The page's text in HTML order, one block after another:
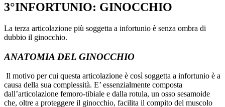
3°INFORTUNIO: GINOCCHIO
La terza articolazione più soggetta a infortunio è senza ombra di
dubbio il ginocchio.
ANATOMIA DEL GINOCCHIO
Il motivo per cui questa articolazione è così soggetta a infortunio è a
causa della sua complessità. E’ essenzialmente composta
dall’articolazione femoro-tibiale e dalla rotula, un osso sesamoide
che, oltre a proteggere il ginocchio, facilita il compito del muscolo